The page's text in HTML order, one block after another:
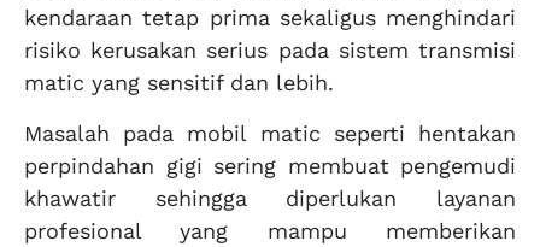
kendaraan tetap prima sekaligus menghindari
risiko kerusakan serius pada sistem transmisi
matic yang sensitif dan lebih.
Masalah pada mobil matic seperti hentakan
perpindahan gigi sering membuat pengemudi
khawatir sehingga diperlukan layanan
profesional yang mampu memberikan